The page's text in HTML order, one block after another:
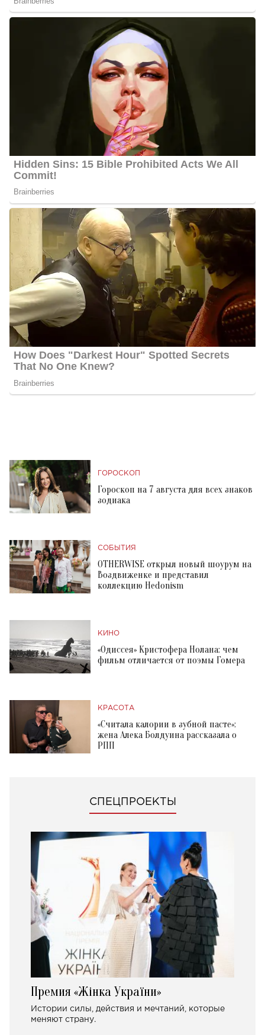
ГОРОСКОП
Гороскоп на 7 августа для всех знаков
зодиака
СОБЫТИЯ
OTHERWISE открыл новый шоурум на
Воздвиженке и представил
коллекцию Hedonism
КИНО
«Одиссея» Кристофера Нолана: чем
фильм отличается от поэмы Гомера
КРАСОТА
«Считала калории в зубной пасте»:
жена Алека Болдуина рассказала о
РПП
СПЕЦПРОЕКТЫ
Премия «Жінка України»
Истории силы, действия и мечтаний, которые
меняют страну.